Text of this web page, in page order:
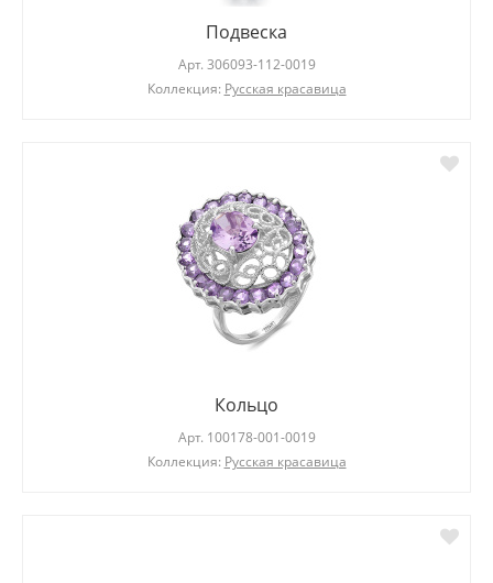
Подвеска
Арт. 306093-112-0019
Коллекция: Русская красавица
Кольцо
Арт. 100178-001-0019
Коллекция: Русская красавица